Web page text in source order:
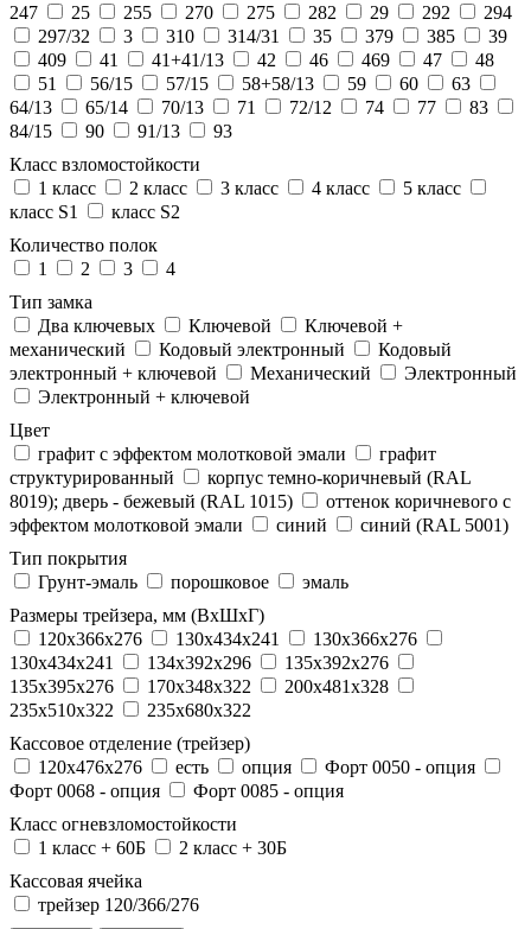
247
25 255 270 275 282 29 292
294
297/32
3 310 314/31 35 379 385
39
409
41 41+41/13 42 46 469 47
48
51
56/15 57/15 58+58/13 59 60
63
64/13
65/14 70/13 71 72/12 74 77
83
84/15
90 91/13
93
Класс взломостойкости
1 класс
2 класс 3 класс 4 класс
5 класс
класс S1
класс S2
Количество полок
1
2 3
4
Тип замка
Два ключевых
Ключевой
Ключевой +
механический
Кодовый электронный
Кодовый
электронный + ключевой
Механический
Электронный
Электронный + ключевой
Цвет
графит с эффектом молотковой эмали
графит
структурированный
корпус темно-коричневый (RAL
8019); дверь - бежевый (RAL 1015)
оттенок коричневого с
эффектом молотковой эмали
синий
синий (RAL 5001)
Тип покрытия
Грунт-эмаль
порошковое
эмаль
Размеры трейзера, мм (ВхШхГ)
120x366x276
130x434x241
130х366х276
130х434х241
134x392x296
135x392x276
135x395x276
170x348x322
200x481x328
235x510x322
235x680x322
Кассовое отделение (трейзер)
120х476х276
есть опция
Форт 0050 - опция
Форт 0068 - опция
Форт 0085 - опция
Класс огневзломостойкости
1 класс + 60Б
2 класс + 30Б
Кассовая ячейка
трейзер 120/366/276